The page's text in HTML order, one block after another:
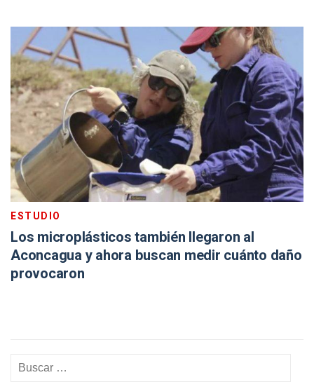
ESTUDIO
Los microplásticos también llegaron al
Aconcagua y ahora buscan medir cuánto daño
provocaron